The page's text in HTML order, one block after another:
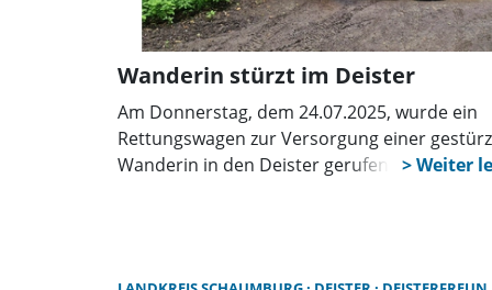
Wanderin stürzt im Deister
Am Donnerstag, dem 24.07.2025, wurde ein
Rettungswagen zur Versorgung einer
Wanderin in den Deister gerufen. Zur